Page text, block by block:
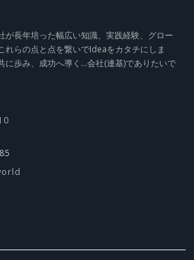
が長年培った幅広い知識、実践経験、グロー
れらの点と点を繋いでIdeaをカタチにしま
に歩み、成功へ導く…会社(連基)でありたいで